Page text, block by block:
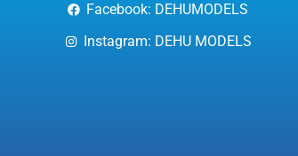
Facebook: DEHUMODELS
Instagram: DEHU MODELS